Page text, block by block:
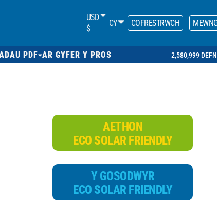
USD
$
CY COFRESTRWCH
PDF AR GYFER Y PROS 2,580,999
AETHON
ECO SOLAR FRIENDLY
Y GOSODWYR
ECO SOLAR FRIENDLY